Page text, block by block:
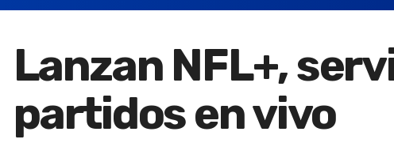
Lanzan NFL+,
partidos en vivo